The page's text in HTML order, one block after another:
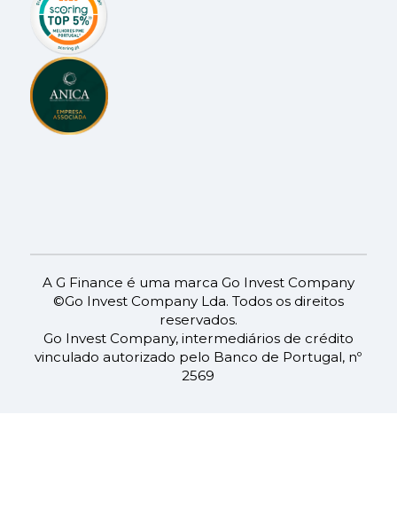
A G Finance é uma marca Go Invest Company
©Go Invest Company Lda. Todos os direitos
reservados.
Go Invest Company, intermediários de crédito
vinculado autorizado pelo Banco de Portugal, nº
2569